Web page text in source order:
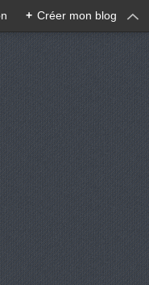
+ Créer mon blog
horizontal-